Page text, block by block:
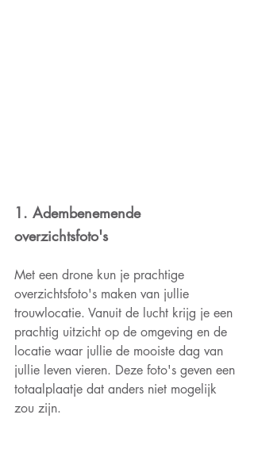
1. Adembenemende
overzichtsfoto's
Met een drone kun je prachtige
overzichtsfoto's maken van jullie
trouwlocatie. Vanuit de lucht krijg je een
prachtig uitzicht op de omgeving en de
locatie waar jullie de mooiste dag van
jullie leven vieren. Deze foto's geven een
totaalplaatje dat anders niet mogelijk
zou zijn.